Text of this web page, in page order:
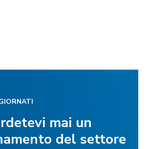
mai un
del settore